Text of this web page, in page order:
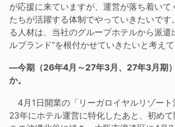
が応援に来ていますが、運営が落ち着いて
たちが活躍する体制でやっていきたいです
る人材は、当社のグループホテルから派遣
ルブランド”を根付かせていきたいと考えて
―今期（26年4月～27年3月、27年3月期
か。
4月1日開業の「リーガロイヤルリゾート
23年にホテル運営に特化したあと、初めて